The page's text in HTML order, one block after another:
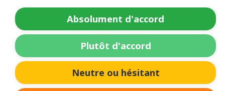
Absolument d'accord
Plutôt d'accord
Neutre ou hésitant